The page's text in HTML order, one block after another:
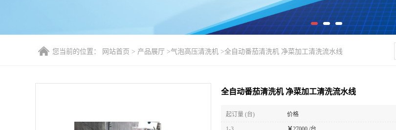
您当前的位置： 网站首页 > 产品展厅 >气泡高压清洗机 >全自动番茄清洗机 净菜加工清洗流水线
全自动番茄清洗机 净菜加工清洗流水线
起订量 (台) 价格